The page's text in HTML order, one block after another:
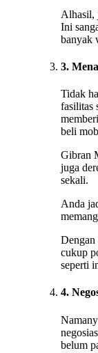
Alhasil,
Ini
banyak
3.
Tidak
fasilitas
beli
Gibran
juga
sekali.
Anda
cukup
seperti
4.
belum